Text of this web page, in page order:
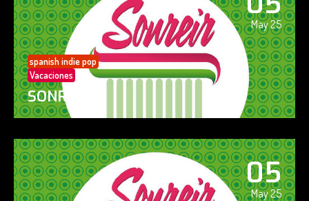
May 25
spanish indie pop
Vacaciones
SONREÍR
05
May 25